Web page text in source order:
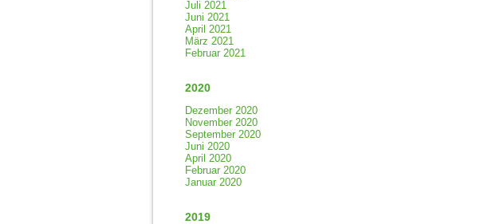
Juli 2021
Juni 2021
April 2021
März 2021
Februar 2021
2020
Dezember 2020
November 2020
September 2020
Juni 2020
April 2020
Februar 2020
Januar 2020
2019